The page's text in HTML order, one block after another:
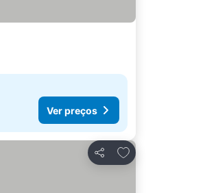
Ver preços
Partilhar
Adicionar aos